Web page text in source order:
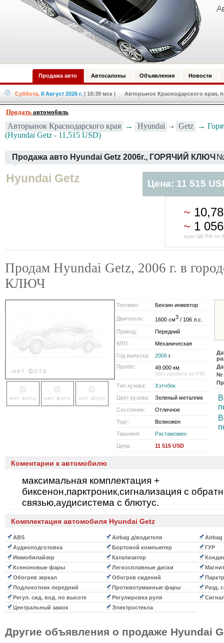
Продажа авто Автосалоны Объявления Новости
Суббота, 8 Август 2026 г. | 18:39 мск | Авторынок Краснодарского края,
Продать автомобиль
Авторынок Краснодарского края → Hyundai Getz
→
(Hyundai Getz - 11,515 USD)
Продажа авто Hyundai Getz 2006г., ГОРЯЧИЙ КЛЮЧ №
Hyundai Getz Цена: 11 515
~
~ 1
курс ЦБ РФ от
Продам Hyundai Getz, 2006 г. в
КЛЮЧ
Топливо: Бензин инжектор
Двигатель: 1600 см3 / 106 л.с.
Привод:
Передний
КПП:
Механическая
Год выпуска:
2006 г.
Пробег:
49.000 км.
(без пробега по РФ)
Тип кузова:
Хэтчбек
Цвет кузова:
Зеленый металлик
Состояние:
Отличное
Торг:
Возможен
Таможня:
Растаможен
Цена:
11 515 USD
№
Коментарии к автомобилю
максимальная комплектация +
биксенон,парктроник,сигнализация с
связью,аудисистема с блютус.
Комплектация автомобиля Hyundai Getz
ABS Airbag д/водителя
Airbag
Аудиоподготовка
Бортовой компьютер
ГУР
Иммобилайзер
Катализатор
Ксеноновые фары
Легкосплавные диски
Обогрев зеркал
Обогрев сидений
Подлокотник передний
Противотуманные фары
Разд.
Регул. сид. вод. по высоте
Регулировка руля
Центральный замок
Электростекла
Другие объявления о продаже Hyundai